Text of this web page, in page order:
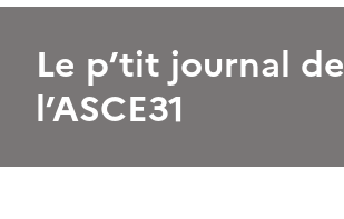
Le p’tit journal de
l’ASCE31